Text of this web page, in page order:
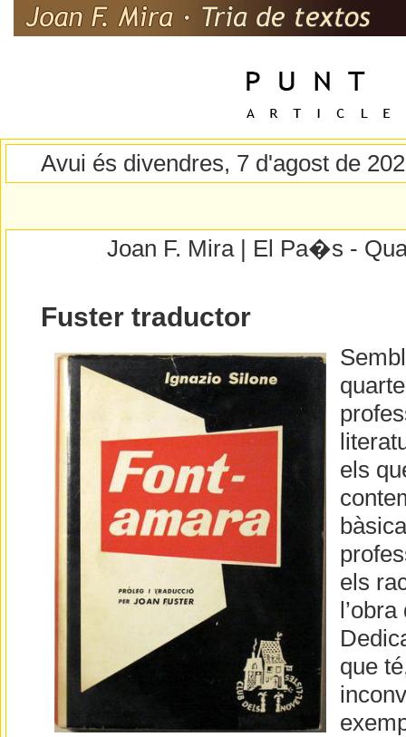
Avui és divendres, 7 d'agost de
Joan F. Mira | El Pa�s -
Fuster traductor
els
els
que